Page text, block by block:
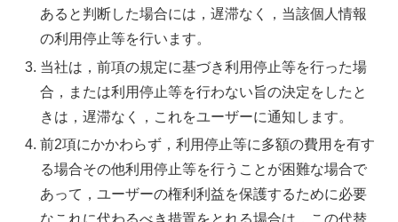
あると判断した場合には，遅滞なく，当該個人情報
の利用停止等を行います。
当社は，前項の規定に基づき利用停止等を行った場
合，または利用停止等を行わない旨の決定をしたと
きは，遅滞なく，これをユーザーに通知します。
前2項にかかわらず，利用停止等に多額の費用を有す
る場合その他利用停止等を行うことが困難な場合で
あって，ユーザーの権利利益を保護するために必要
なこれに代わるべき措置をとれる場合は，この代替